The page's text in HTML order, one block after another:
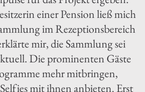
einer Pension ließ mich
im Rezeptionsbereich
mir, die Sammlung sei
Die prominenten Gäste
mehr mitbringen,
mit ihnen anbieten. Erst